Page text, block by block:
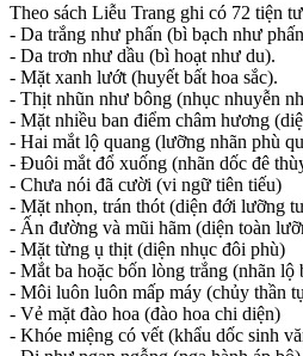
Theo sách Liễu Trang ghi có 72 tiện
- Da trắng như phấn (bì bạch như
- Da trơn như dầu (bì hoạt như du).
- Mặt xanh lướt (huyết bất hoa sắc).
- Thịt nhũn như bông (nhục nhuyễn
- Mặt nhiều ban điểm châm hương
- Hai mắt lộ quang (lưỡng nhãn phù
- Đuôi mắt đổ xuống (nhãn dốc đê
- Chưa nói đã cười (vi ngữ tiên tiếu)
- Mặt nhọn, trán thót (diện đới lưỡng
- Ấn đường và mũi hãm (diện toàn
- Mặt từng ụ thịt (diện nhục đôi phù)
- Mắt ba hoặc bốn lòng trắng (nhãn lộ
- Môi luôn luôn mấp máy (chủy thần
- Vẻ mặt đào hoa (đào hoa chi diện)
- Khóe miệng có vết (khẩu dốc sinh